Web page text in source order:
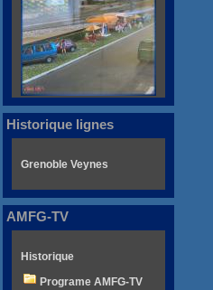
Historique lignes
Grenoble Veynes
AMFG-TV
Historique
Programe AMFG-TV